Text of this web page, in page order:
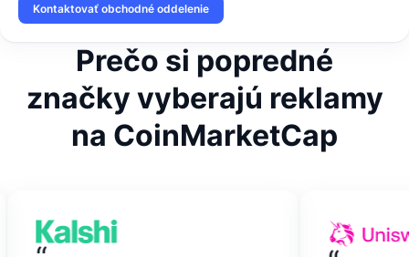
Kontaktovať obchodné oddelenie
Prečo si popredné
značky vyberajú reklamy
na CoinMarketCap